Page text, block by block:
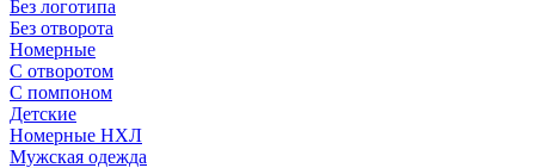
Без логотипа
Без отворота
Номерные
С отворотом
С помпоном
Детские
Номерные НХЛ
Мужская одежда